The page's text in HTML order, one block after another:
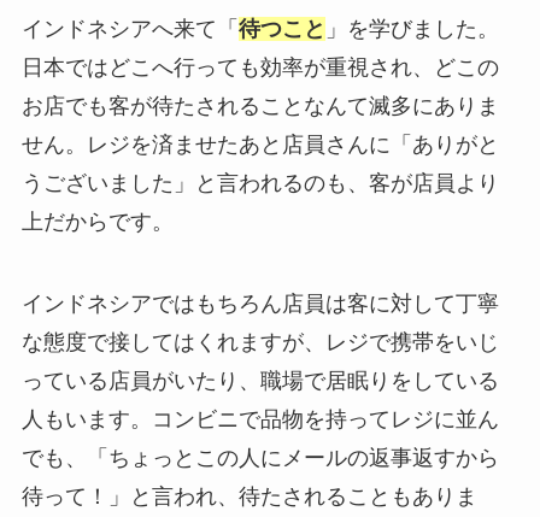
インドネシアへ来て「 待つこと 」を学びました。
日本ではどこへ行っても効率が重視され、どこの
お店でも客が待たされることなんて滅多にありま
せん。レジを済ませたあと店員さんに「ありがと
うございました」と言われるのも、客が店員より
上だからです。
インドネシアではもちろん店員は客に対して丁寧
な態度で接してはくれますが、レジで携帯をいじ
っている店員がいたり、職場で居眠りをしている
人もいます。コンビニで品物を持ってレジに並ん
でも、「ちょっとこの人にメールの返事返すから
待って！」と言われ、待たされることもありま